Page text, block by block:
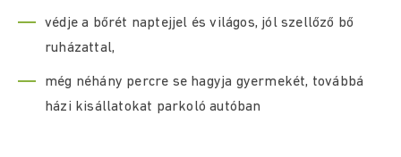
védje a bőrét naptejjel és világos, jól szellőző bő
ruházattal,
még néhány percre se hagyja gyermekét, továbbá
házi kisállatokat parkoló autóban